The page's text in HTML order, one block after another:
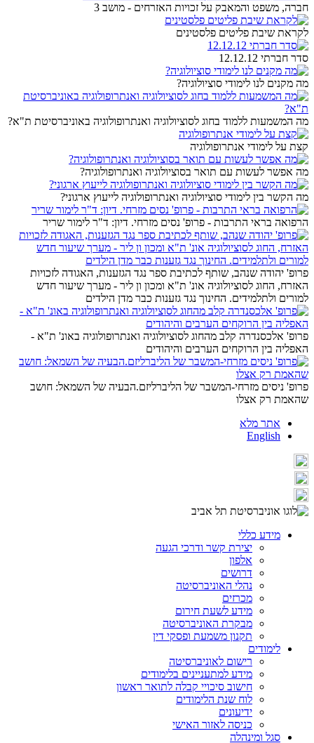
חברה, משפט והמאבק על זכויות האזרחים - מושב 3
לקראת שיבת פליטים פלסטינים
סדר חברתי 12.12.12
מה מקנים לנו לימודי סוציולוגיה?
מה המשמעות ללמוד בחוג לסוציולוגיה ואנתרופולוגיה באוניברסיטת ת"א?
קצת על לימודי אנתרופולוגיה
מה אפשר לעשות עם תואר בסוציולוגיה ואנתרופולוגיה?
מה הקשר בין לימודי סוציולוגיה ואנתרופולוגיה לייעוץ ארגוני?
הרפואה בראי התרבות - פרופ' נסים מזרחי. דיון: ד"ר לימור שריר
פרופ' יהודה שנהב, שותף לכתיבת ספר נגד הגזענות, האגודה לזכויות
האזרח, החוג לסוציולוגיה אונ' ת"א ומכון ון ליר - מערך שיעור חדש
למורים ולתלמידים. החינוך נגד גזענות כבר מדן הילדים
פרופ' אלכסנדרה קלב מהחוג לסוציולוגיה ואנתרופולוגיה באונ' ת"א -
האפליה בין הרוקחים הערבים והיהודים
פרופ' ניסים מזרחי-המשבר של הליברליזם.הבעיה של השמאל: חושב
שהאמת רק אצלו
אתר מלא
English
מידע כללי
יצירת קשר ודרכי הגעה
אלפון
דרושים
נהלי האוניברסיטה
מכרזים
מידע לשעת חירום
מבקרת האוניברסיטה
תקנון משמעת ופסקי דין
לימודים
רישום לאוניברסיטה
מידע למתעניינים בלימודים
חישוב סיכויי קבלה לתואר ראשון
לוח שנת הלימודים
ידיעונים
כניסה לאזור האישי
סגל ומינהלה